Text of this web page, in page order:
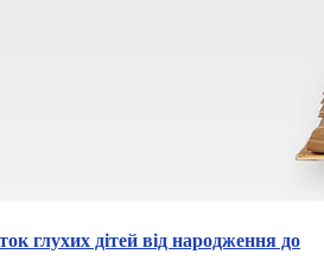
глухих дітей від народження до